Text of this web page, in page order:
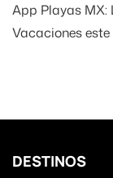
App Playas
Vacaciones
DESTINOS